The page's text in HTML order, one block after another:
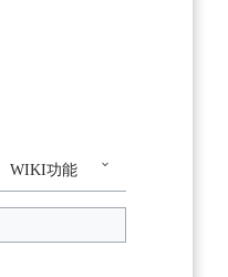
WIKI功能